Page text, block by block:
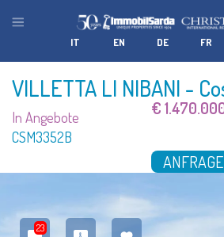
VILLETTA LI NIBANI -
In Angebote
CSM3352B
€
23
FR
DE
EN
IT